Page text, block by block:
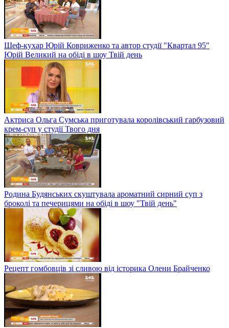
Шеф-кухар Юрій Ковриженко та автор студії "Квартал 95"
Юрій Великий на обіді в шоу Твій день
Актриса Ольга Сумська приготувала королівський гарбузовий
крем-суп у студії Твого дня
Родина Будянських скуштувала ароматний сирний суп з
броколі та печерицями на обіді в шоу "Твій день"
Рецепт гомбовців зі сливою від історика Олени Брайченко